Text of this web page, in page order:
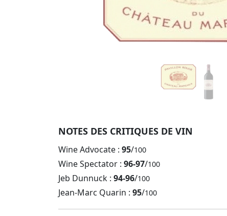
NOTES DES CRITIQUES DE VIN
Wine Advocate : 95/100
Wine Spectator : 96-97/100
Jeb Dunnuck : 94-96/100
Jean-Marc Quarin : 95/100